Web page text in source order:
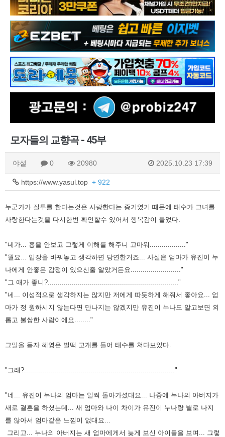
모자들의 교향곡 - 45부
야설 0 20980 2025.10.23 17:39
https://www.yasul.top + 922
누군가가 질투를 한다는것은 사랑한다는 증거였기 때문에 태수가 그녀를
사랑한다는것을 다시한번 확인할수 있어서 행복감이 들었다.
"네가... 흉을 안보고 그렇게 이해를 해주니 고마워.................."
"뭘요... 입장을 바꿔놓고 생각하면 당연한거죠... 사실은 엄마가 유진이 누
나에게 안좋은 감정이 있으신줄 알았거든요........................."
"그 애가 좋니?................................................................."
"네... 이성적으로 생각하지는 않지만 저에게 따듯하게 해줘서 좋아요... 엄
마가 정 원하시지 않는다면 만나지는 않겠지만 유진이 누나도 알고보면 외
롭고 불쌍한 사람이에요........"
그말을 듣자 혜영은 벌떡 고개를 들어 태수를 쳐다보았다.
"그래?..........................................................................."
"네... 유진이 누나의 엄마는 일찍 돌아가셨대요... 나중에 누나의 아버지가
새로 결혼을 하셨는데... 새 엄마와 나이 차이가 유진이 누나랑 별로 나지
를 않아서 엄마같은 느낌이 없대요...
그리고... 누나의 아버지는 새 엄마에게서 늦게 보신 아이들을 보며... 그렇